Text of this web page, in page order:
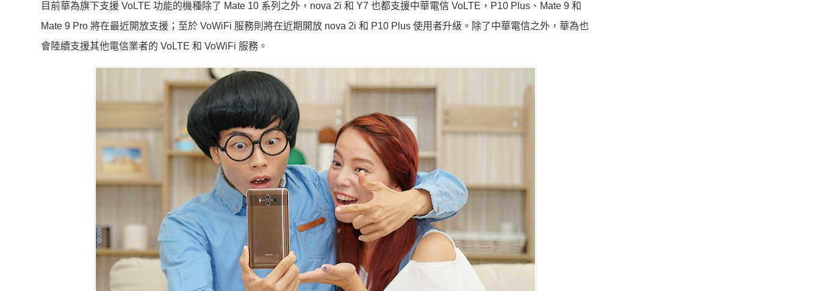
目前華為旗下支援 VoLTE 功能的機種除了 Mate 10 系列之外，nova 2i 和 Y7 也都支援中華電信 VoLTE，P10 Plus、Mate 9 和
Mate 9 Pro 將在最近開放支援；至於 VoWiFi 服務則將在近期開放 nova 2i 和 P10 Plus 使用者升級。除了中華電信之外，華為也
會陸續支援其他電信業者的 VoLTE 和 VoWiFi 服務。